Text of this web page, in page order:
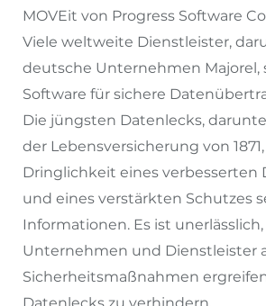
MOVEit von Progress Software
Viele weltweite Dienstleister,
deutsche Unternehmen Majorel,
Software für sichere
Die jüngsten Datenlecks,
der Lebensversicherung von
Dringlichkeit eines verbesserten
und eines verstärkten Schutzes
Informationen. Es ist unerlässlich,
Unternehmen und Dienstleister
Sicherheitsmaßnahmen